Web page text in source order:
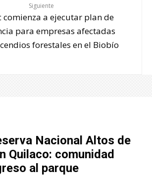
Siguiente
comienza a ejecutar plan de
para empresas afectadas
forestales en el Biobío
Nacional Altos de
Quilaco: comunidad
al parque